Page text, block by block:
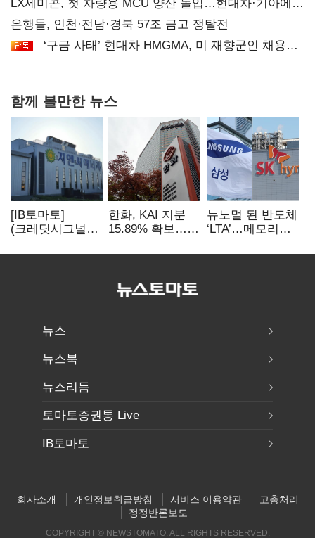
LX세미콘, 첫 차량용 MCU 양산 돌입…현대차·기아에
공급
은행들, 인천·전남·경북 57조 금고 쟁탈전
‘구금 사태’ 현대차 HMGMA, 미 재향군인 채용
함께 볼만한 뉴스
[IB토마토]
(크레딧시그널)
데이터센터 타고
한화, KAI 지분
15.89% 확보…
신청 예정
뉴노멀 된 반도체
‘LTA’…메모리
54조 선불 계약
뉴스
뉴스북
뉴스리듬
토마토증권통 Live
IB토마토
회사소개 개인정보취급방침 서비스 이용약관
고충처리
정정반론보도
COPYRIGHT © NEWSTOMATO. ALL RIGHTS RESERVED.